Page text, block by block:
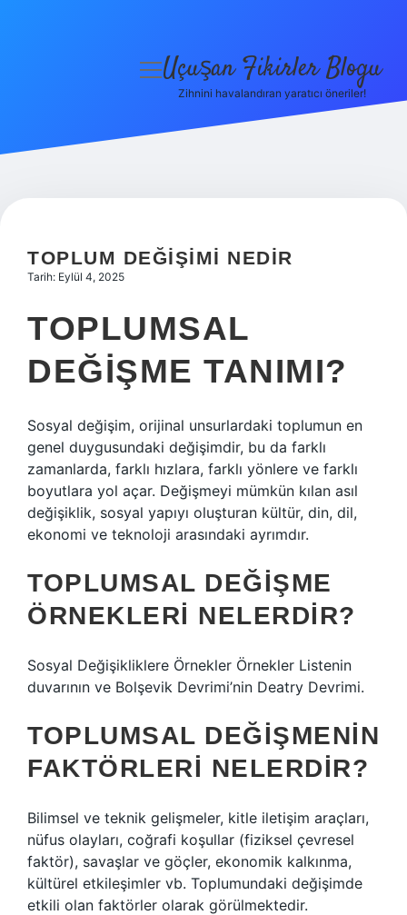
Hakkımızda
menüyü
Uçuşan Fikirler Blogu
Zihnini havalandıran yaratıcı öneriler!
TOPLUM DEĞIŞIMI NEDIR
Tarih: Eylül 4, 2025
TOPLUMSAL
DEĞIŞME TANIMI?
Sosyal değişim, orijinal unsurlardaki toplumun en
genel duygusundaki değişimdir, bu da farklı
zamanlarda, farklı hızlara, farklı yönlere ve farklı
boyutlara yol açar. Değişmeyi mümkün kılan asıl
değişiklik, sosyal yapıyı oluşturan kültür, din, dil,
ekonomi ve teknoloji arasındaki ayrımdır.
TOPLUMSAL DEĞIŞME
ÖRNEKLERI NELERDIR?
Sosyal Değişikliklere Örnekler Örnekler Listenin
duvarının ve Bolşevik Devrimi’nin Deatry Devrimi.
TOPLUMSAL DEĞIŞMENIN
FAKTÖRLERI NELERDIR?
Bilimsel ve teknik gelişmeler, kitle iletişim araçları,
nüfus olayları, coğrafi koşullar (fiziksel çevresel
faktör), savaşlar ve göçler, ekonomik kalkınma,
kültürel etkileşimler vb. Toplumundaki değişimde
etkili olan faktörler olarak görülmektedir.